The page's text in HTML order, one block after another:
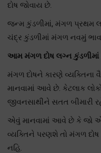
દોષ જોવાય છે.
જન્મ કુંડળીમાં, મંગળ પ્રથમ
ચંદ્ર કુંડળીમાં મંગળ નવમું
આમ મંગળ દોષ લગ્ન કુંડળીમાં
મંગળ દોષને કારણે વ્યક્તિના
માનવામાં આવે છે. કેટલાક
જીવનસાથીને સતત
એવું માનવામાં આવે છે કે જો
વ્યક્તિને પરણશે તો મંગળ
નહિ.